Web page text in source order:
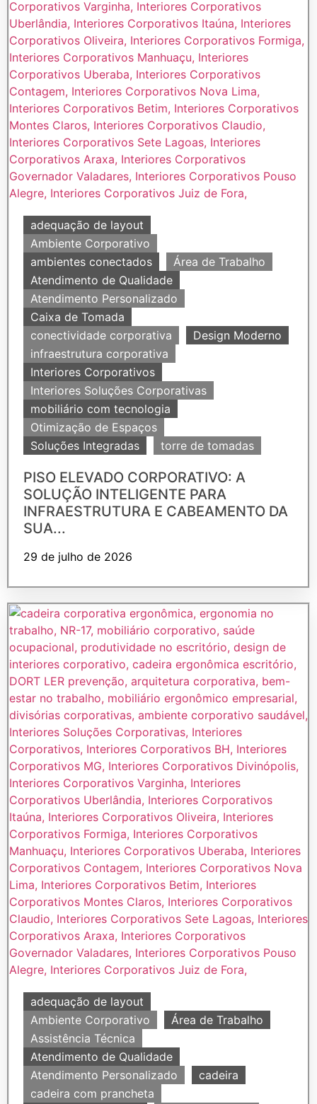
adequação de layout
Ambiente Corporativo
ambientes conectados
Área de Trabalho
Atendimento de Qualidade
Atendimento Personalizado
Caixa de Tomada
conectividade corporativa
Design Moderno
infraestrutura corporativa
Interiores Corporativos
Interiores Soluções Corporativas
mobiliário com tecnologia
Otimização de Espaços
Soluções Integradas
torre de tomadas
PISO ELEVADO CORPORATIVO: A
SOLUÇÃO INTELIGENTE PARA
INFRAESTRUTURA E CABEAMENTO DA
SUA...
29 de julho de 2026
adequação de layout
Ambiente Corporativo
Área de Trabalho
Assistência Técnica
Atendimento de Qualidade
Atendimento Personalizado
cadeira
cadeira com prancheta